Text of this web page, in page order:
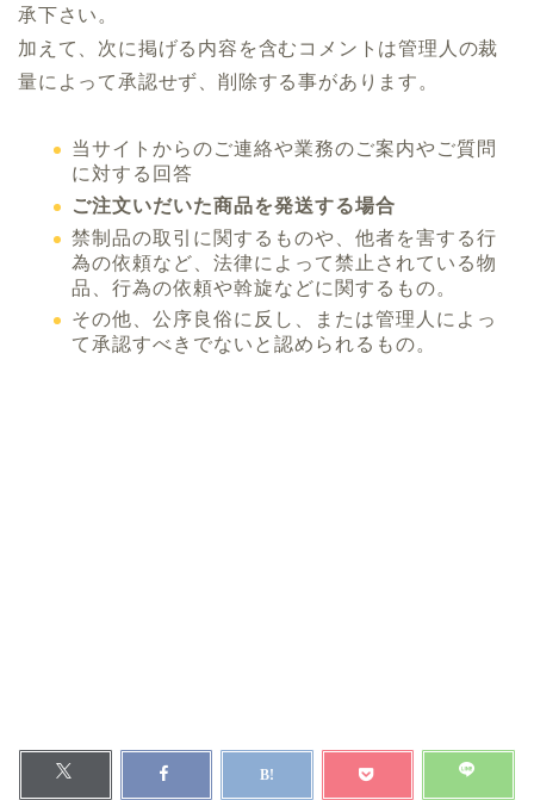
承下さい。
加えて、次に掲げる内容を含むコメントは管理人の裁
量によって承認せず、削除する事があります。
当サイトからのご連絡や業務のご案内やご質問
に対する回答
ご注文いだいた商品を発送する場合
禁制品の取引に関するものや、他者を害する行
為の依頼など、法律によって禁止されている物
品、行為の依頼や斡旋などに関するもの。
その他、公序良俗に反し、または管理人によっ
て承認すべきでないと認められるもの。